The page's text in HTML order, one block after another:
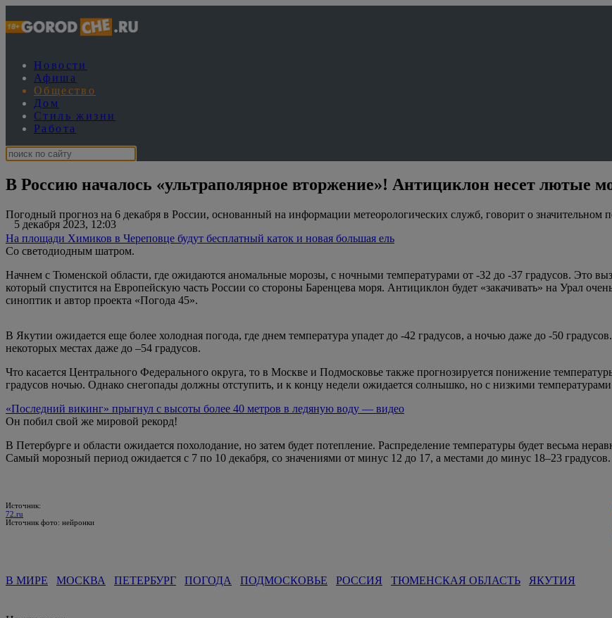
Новости
Афиша
Общество
Дом
Стиль жизни
Работа
В Россию началось «ультраполярное вторжение»! Антициклон несет лютые
5 декабря 2023, 12:03
Погодный прогноз на 6 декабря в России, основанный на информации метеорологических служб, говорит о значительном
На площади Химиков в Череповце будут бесплатный каток и новая большая ель
Со светодиодным шатром.
Начнем с Тюменской области, где ожидаются аномальные морозы, с ночными температурами от -32 до -37 градусов. Это
который спустится на Европейскую часть России со стороны Баренцева моря. Антициклон будет «закачивать» на Урал
синоптик и автор проекта «Погода 45».
В Якутии ожидается еще более холодная погода, где днем температура упадет до -42 градусов, а ночью даже до -50
некоторых местах даже до –54 градусов.
Что касается Центрального Федерального округа, то в Москве и Подмосковье также прогнозируется понижение
градусов ночью. Однако снегопады должны отступить, и к концу недели ожидается солнышко, но с низкими
«Последний викинг» прыгнул с высоты более 40 метров в ледяную воду — видео
Он побил свой же мировой рекорд!
В Петербурге и области ожидается похолодание, но затем будет потепление. Распределение температуры будет весьма
Самый морозный период ожидается с 7 по 10 декабря, со значениями от минус 12 до 17, а местами до минус 18–23 градусов.
Источник:
72.ru
Источник фото: нейронки
В МИРЕ МОСКВА ПЕТЕРБУРГ ПОГОДА ПОДМОСКОВЬЕ РОССИЯ ТЮМЕНСКАЯ ОБЛАСТЬ ЯКУТИЯ